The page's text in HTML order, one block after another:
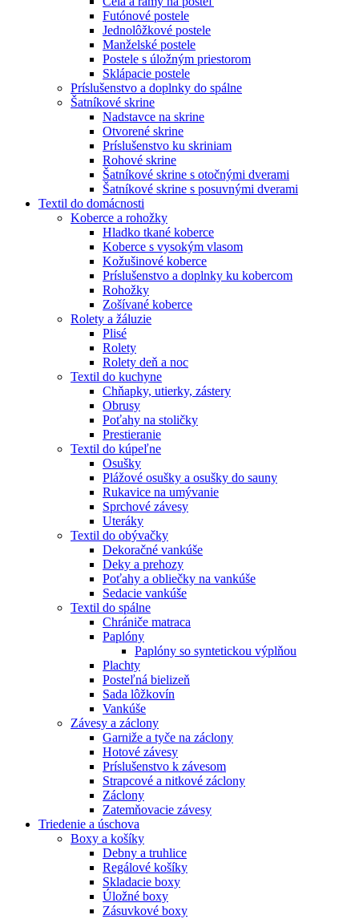
Futónové postele
Jednolôžkové postele
Manželské postele
Postele s úložným priestorom
Sklápacie postele
Príslušenstvo a doplnky do spálne
Šatníkové skrine
Nadstavce na skrine
Otvorené skrine
Príslušenstvo ku skriniam
Rohové skrine
Šatníkové skrine s otočnými dverami
Šatníkové skrine s posuvnými dverami
Textil do domácnosti
Koberce a rohožky
Hladko tkané koberce
Koberce s vysokým vlasom
Kožušinové koberce
Príslušenstvo a doplnky ku kobercom
Rohožky
Zošívané koberce
Rolety a žáluzie
Plisé
Rolety
Rolety deň a noc
Textil do kuchyne
Chňapky, utierky, zástery
Obrusy
Poťahy na stoličky
Prestieranie
Textil do kúpeľne
Osušky
Plážové osušky a osušky do sauny
Rukavice na umývanie
Sprchové závesy
Uteráky
Textil do obývačky
Dekoračné vankúše
Deky a prehozy
Poťahy a obliečky na vankúše
Sedacie vankúše
Textil do spálne
Chrániče matraca
Paplóny
Paplóny so syntetickou výplňou
Plachty
Posteľná bielizeň
Sada lôžkovín
Vankúše
Závesy a záclony
Garniže a tyče na záclony
Hotové závesy
Príslušenstvo k závesom
Strapcové a nitkové záclony
Záclony
Zatemňovacie závesy
Triedenie a úschova
Boxy a košíky
Debny a truhlice
Regálové košíky
Skladacie boxy
Úložné boxy
Zásuvkové boxy